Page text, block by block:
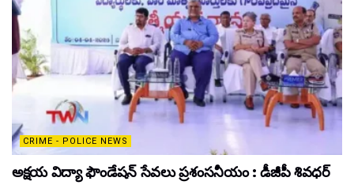
CRIME - POLICE NEWS
అక్షయ విద్యా ఫౌండేషన్ సేవలు ప్రశంసనీయం : డీజీపీ శివధర్